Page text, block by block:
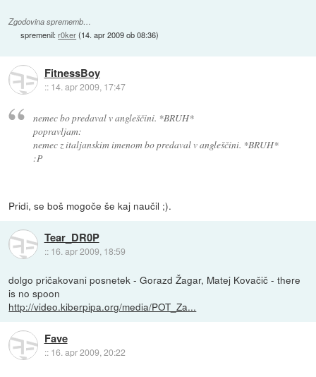
Zgodovina sprememb…
spremenil:r0ker(14. apr 2009 ob 08:36)
FitnessBoy
:: 14. apr 2009, 17:47
nemec bo predaval v angleščini. *BRUH*
popravljam:
nemec z italjanskim imenom bo predaval v angleščini. *BRUH*
:P
Pridi, se boš mogoče še kaj naučil ;).
Tear_DR0P
:: 16. apr 2009, 18:59
dolgo pričakovani posnetek - Gorazd Žagar, Matej Kovačič - there
is no spoon
http://video.kiberpipa.org/media/POT_Za...
Fave
:: 16. apr 2009, 20:22